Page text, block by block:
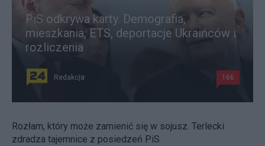
PiS odkrywa karty. Demografia,
mieszkania, ETS, deportacje Ukraińców i
rozliczenia
Redakcja 166
Rozłam, który może zamienić się w sojusz. Terlecki
zdradza tajemnice z posiedzeń PiS